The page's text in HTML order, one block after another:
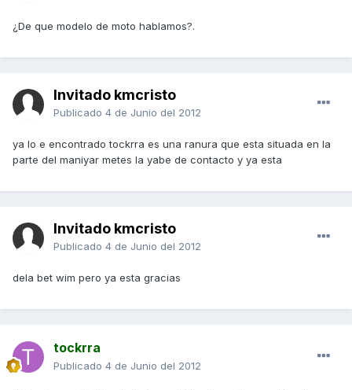
¿De que modelo de moto hablamos?.
Invitado kmcristo
Publicado 4 de Junio del 2012
ya lo e encontrado tockrra es una ranura que esta situada en la
parte del maniyar metes la yabe de contacto y ya esta
Invitado kmcristo
Publicado 4 de Junio del 2012
dela bet wim pero ya esta gracias
tockrra
Publicado 4 de Junio del 2012